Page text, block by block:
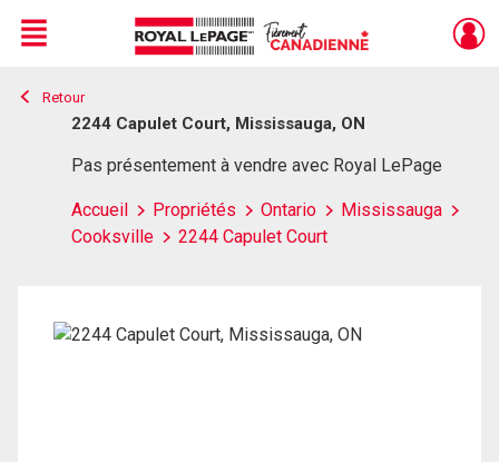
Live
En Direct
Menu
Retour
2244 Capulet Court, Mississauga, ON
Pas présentement à vendre avec Royal LePage
Accueil Propriétés Ontario
Mississauga
Cooksville
2244 Capulet Court